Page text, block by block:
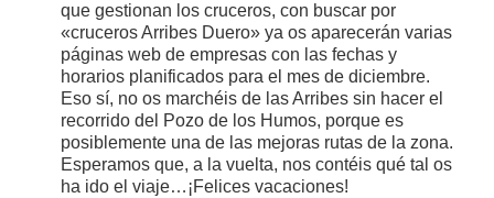
que gestionan los cruceros, con buscar por
«cruceros Arribes Duero» ya os aparecerán varias
páginas web de empresas con las fechas y
horarios planificados para el mes de diciembre.
Eso sí, no os marchéis de las Arribes sin hacer el
recorrido del Pozo de los Humos, porque es
posiblemente una de las mejoras rutas de la zona.
Esperamos que, a la vuelta, nos contéis qué tal os
ha ido el viaje…¡Felices vacaciones!